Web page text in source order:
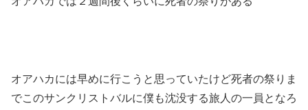
オアハカには早めに行こうと思っていたけど死者の祭りま
でこのサンクリストバルに僕も沈没する旅人の一員となろ